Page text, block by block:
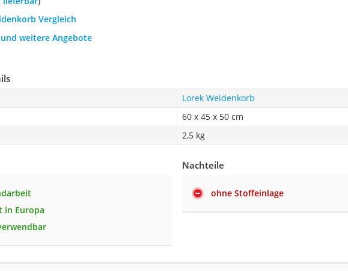
Vergleich
weitere Angebote
Lorek Weidenkorb
60 x 45 x 50 cm
2,5 kg
in Europa
Nachteile
ohne Stoffeinlage